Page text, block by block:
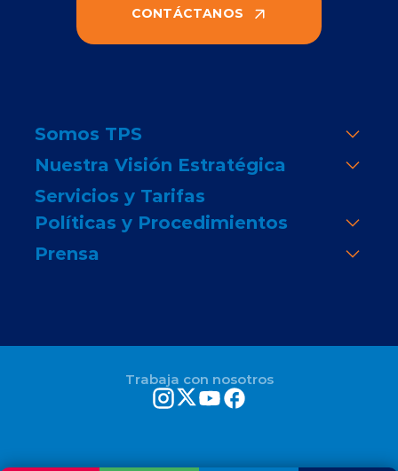
CONTÁCTANOS
Somos TPS
Nuestra Visión Estratégica
Servicios y Tarifas
Políticas y Procedimientos
Prensa
Trabaja con nosotros